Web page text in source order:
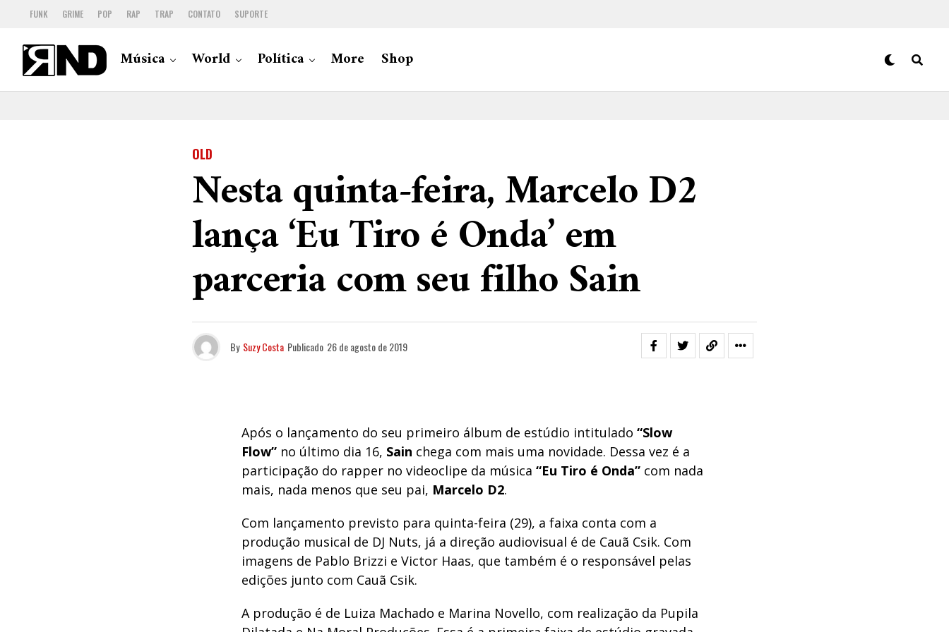
FUNK GRIME POP RAP TRAP CONTATO SUPORTE
Música World Política More Shop
OLD
Nesta quinta-feira, Marcelo D2
lança ‘Eu Tiro é Onda’ em
parceria com seu filho Sain
By Suzy Costa Publicado 26 de agosto de 2019
Após o lançamento do seu primeiro álbum de estúdio intitulado “Slow
Flow” no último dia 16, Sain chega com mais uma novidade. Dessa vez é a
participação do rapper no videoclipe da música “Eu Tiro é Onda” com nada
mais, nada menos que seu pai, Marcelo D2.
Com lançamento previsto para quinta-feira (29), a faixa conta com a
produção musical de DJ Nuts, já a direção audiovisual é de Cauã Csik. Com
imagens de Pablo Brizzi e Victor Haas, que também é o responsável pelas
edições junto com Cauã Csik.
A produção é de Luiza Machado e Marina Novello, com realização da Pupila